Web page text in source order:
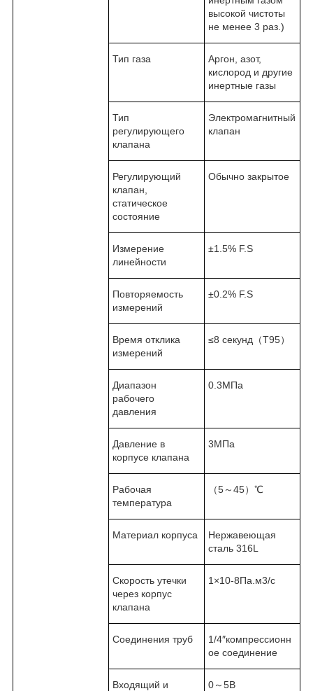
высокой чистоты
не менее 3 раз.)
Тип газа
Аргон, азот,
кислород и другие
инертные газы
Тип
регулирующего
клапана
Электромагнитный
клапан
Регулирующий
клапан,
статическое
состояние
Обычно закрытое
Измерение
линейности
±1.5% F.S
Повторяемость
измерений
±0.2% F.S
Время отклика
измерений
≤8 секунд（T95）
Диапазон
рабочего
давления
0.3MПа
Давление в
корпусе клапана
3MПа
Рабочая
температура
（5～45）℃
Материал корпуса
Нержавеющая
сталь 316L
Скорость утечки
через корпус
клапана
1×10-8Па.м3/с
Соединения труб
1/4″компрессионн
ое соединение
Входящий и
0～5В